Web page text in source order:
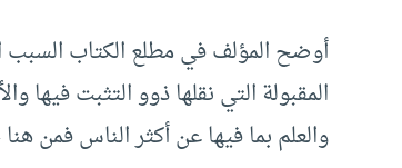
أوضح المؤلف في مطلع الكتاب السبب
المقبولة التي نقلها ذوو التثبت فيها
والعلم بما فيها عن أكثر الناس فمن